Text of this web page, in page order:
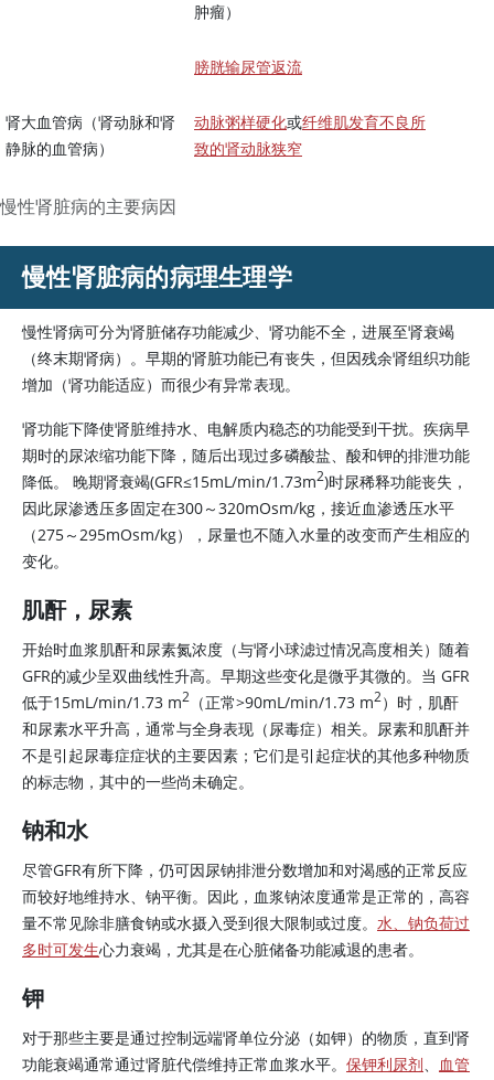
慢性肾脏病的主要病因
肿瘤）
膀胱输尿管返流
肾大血管病（肾动脉和肾
静脉的血管病）
动脉粥样硬化或纤维肌发育不良所
致的肾动脉狭窄
慢性肾脏病的病理生理学
慢性肾病可分为肾脏储存功能减少、肾功能不全，进展至肾衰竭
（终末期肾病）。早期的肾脏功能已有丧失，但因残余肾组织功能
增加（肾功能适应）而很少有异常表现。
肾功能下降使肾脏维持水、电解质内稳态的功能受到干扰。疾病早
期时的尿浓缩功能下降，随后出现过多磷酸盐、酸和钾的排泄功能
降低。 晚期肾衰竭(GFR≤15mL/min/1.73m2)时尿稀释功能丧失，
因此尿渗透压多固定在300～320mOsm/kg，接近血渗透压水平
（275～295mOsm/kg），尿量也不随入水量的改变而产生相应的
变化。
肌酐，尿素
开始时血浆肌酐和尿素氮浓度（与肾小球滤过情况高度相关）随着
GFR的减少呈双曲线性升高。早期这些变化是微乎其微的。当 GFR
低于15mL/min/1.73 m2 （正常>90mL/min/1.73 m2）时，肌酐
和尿素水平升高，通常与全身表现（尿毒症）相关。 尿素和肌酐并
不是引起尿毒症症状的主要因素；它们是引起症状的其他多种物质
的标志物，其中的一些尚未确定。
钠和水
尽管GFR有所下降，仍可因尿钠排泄分数增加和对渴感的正常反应
而较好地维持水、钠平衡。因此，血浆钠浓度通常是正常的，高容
量不常见除非膳食钠或水摄入受到很大限制或过度。 水、钠负荷过
多时可发生心力衰竭，尤其是在心脏储备功能减退的患者。
钾
对于那些主要是通过控制远端肾单位分泌（如钾）的物质，直到肾
功能衰竭通常通过肾脏代偿维持正常血浆水平。 保钾利尿剂、 血管